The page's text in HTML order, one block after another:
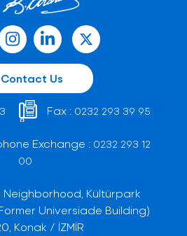
Contact Us
Fax : 0232 293 39 95
Exchange : 0232 293 12
00
Neighborhood, Kültürpark
Universiade Building)
Konak / İZMİR